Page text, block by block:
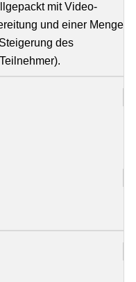
mit Video-
und einer Menge
des